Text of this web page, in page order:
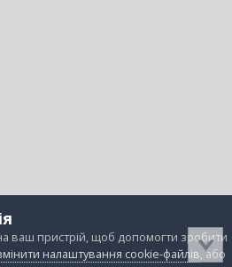
ваш пристрій, щоб допомогти зробити
налаштування cookie-файлів, або